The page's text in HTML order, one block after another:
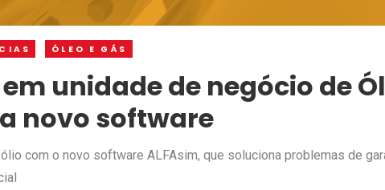
ÓLEO E GÁS
em unidade de negócio de
novo software
com o novo software ALFAsim, que soluciona problemas de